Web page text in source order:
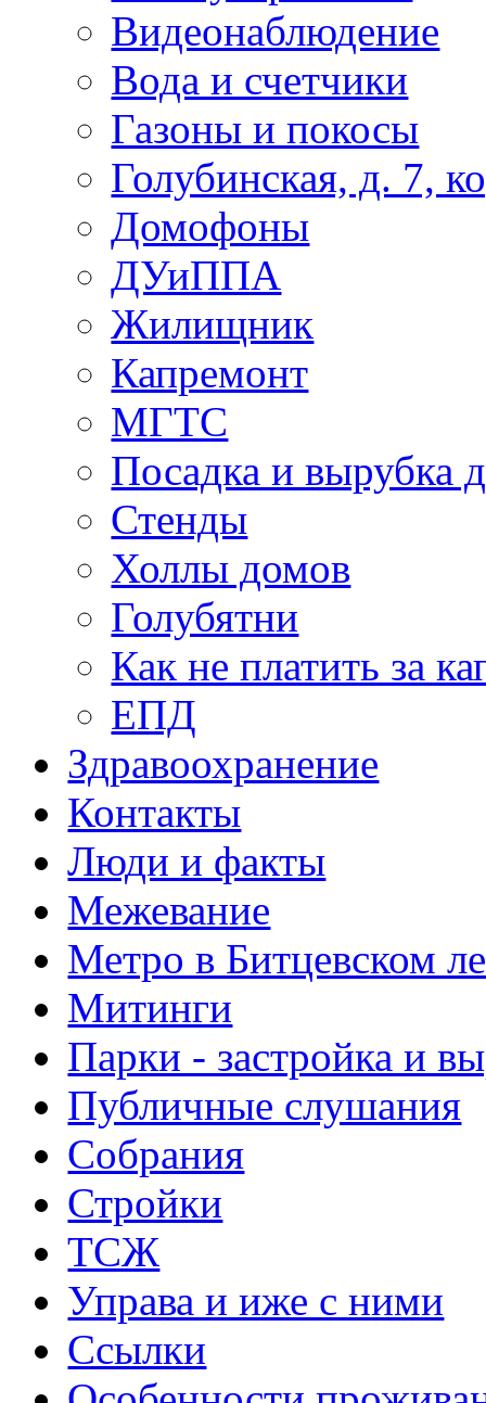
Видеонаблюдение
Вода и счетчики
Газоны и покосы
Голубинская, д. 7,
Домофоны
ДУиППА
Жилищник
Капремонт
МГТС
Посадка и вырубка
Стенды
Холлы домов
Голубятни
Как не платить за
ЕПД
Здравоохранение
Контакты
Люди и факты
Межевание
Метро в Битцевском
Митинги
Парки - застройка и
Публичные слушания
Собрания
Стройки
ТСЖ
Управа и иже с ними
Ссылки